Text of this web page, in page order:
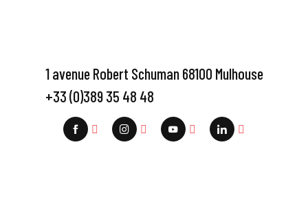
1 avenue Robert Schuman 68100 Mulhouse
+33 (0)389 35 48 48